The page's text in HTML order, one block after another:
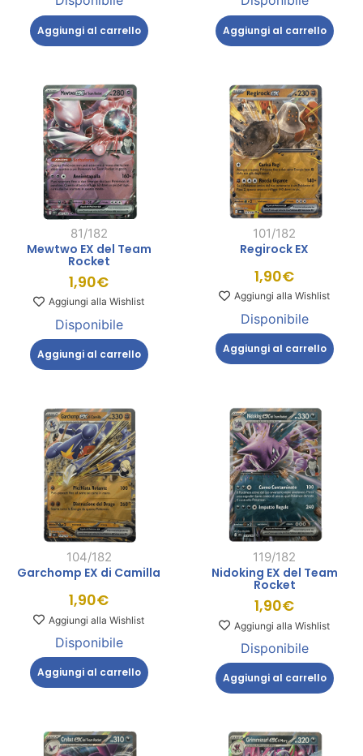
Aggiungi al carrello Aggiungi al carrello
81/182
Mewtwo EX del Team
Rocket
1,90€
Aggiungi alla Wishlist
Disponibile
Aggiungi al carrello
101/182
Regirock EX
1,90€
Aggiungi alla Wishlist
Disponibile
Aggiungi al carrello
104/182
Garchomp EX di Camilla
1,90€
Aggiungi alla Wishlist
Disponibile
Aggiungi al carrello
119/182
Nidoking EX del Team
Rocket
1,90€
Aggiungi alla Wishlist
Disponibile
Aggiungi al carrello